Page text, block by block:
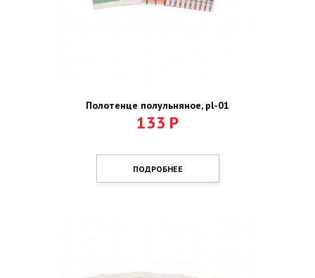
Полотенце полульняное, pl-01
133 Р
ПОДРОБНЕЕ